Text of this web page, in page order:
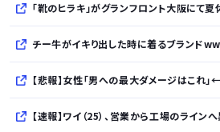
「靴のヒラキ」がグランフロント大阪にて夏休みこどもワークショップを開
チー牛がイキり出した時に着るブランド
【悲報】女性「男への最大ダメージはこれ
【速報】ワイ（25）、営業から工場のラインへ